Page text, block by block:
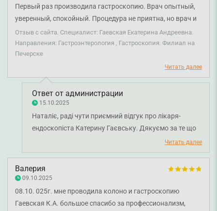
Первый раз производила гастроскопию. Врач опытный,
уверенный, спокойный. Процедура не приятна, но врач и
ее помощница сделали все возможное, чтобы
исследование прошло быстро и безболезненно.
Отзыв с сайта. Специалист: Гаевская Екатерина Андреевна.
Направления: Гастроэнтерология , Гастроскопия. Филиал на
Печерске
Читать далее
Ответ от администрации
15.10.2025
Наталіє, раді чути приємний відгук про лікаря-
ендоскопіста Катерину Гаєвську. Дякуємо за те що
поділились враженнями. Бажаємо вам міцного
здоров'я!
Читать далее
Валерия
09.10.2025
08.10. 025г. мне проводила колоно и гастроскопию
Гаевская К.А. большое спасибо за профессионализм,